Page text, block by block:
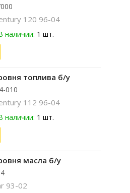
120 96-04
наличии: 1 шт.
топлива б/у
010
112 96-04
наличии: 1 шт.
масла б/у
93-02